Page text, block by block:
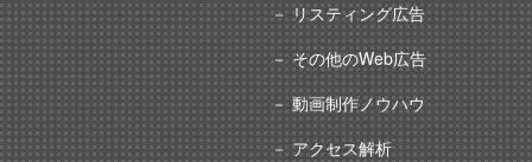
リスティング広告
その他のWeb広告
動画制作ノウハウ
アクセス解析